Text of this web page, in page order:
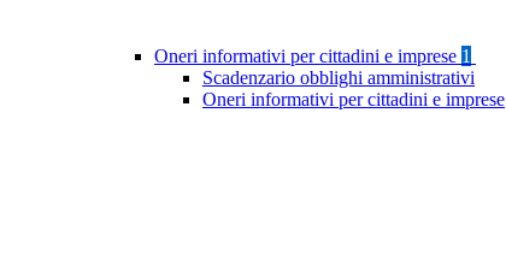
Oneri informativi per cittadini e imprese 1
Scadenzario obblighi amministrativi
Oneri informativi per cittadini e imprese